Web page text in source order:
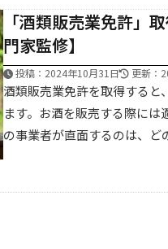
「酒類販売業免許」
門家監修】
投稿：2024年10月31日 更新：
酒類販売業免許を取得すると
ます。お酒を販売する際には
の事業者が直面するのは、ど
県・千葉県を中心に全国